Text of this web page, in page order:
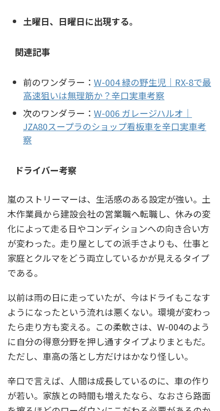
土曜日、日曜日に出現する。
関連記事
前のワンダラー： W-004 緑の野生児｜RX-8で最
高速狙いは無理筋か？辛口実車考察
次のワンダラー： W-006 ガレージハルオ｜
JZA80スープラのショップ看板車を辛口実車考
察
ドライバー考察
嵐のストリーマーは、生活感のある設定が強い。土
木作業員から建設会社の営業職へ転職し、休みの変
化によって走る日やコンディションへの向き合い方
が変わった。走り屋としての派手さよりも、仕事と
家庭とクルマをどう両立しているかが見えるタイプ
である。
以前は雨の日に走っていたが、今はドライもこなす
ようになったという流れは悪くない。環境が変わっ
たら走り方も変える。この柔軟さは、W-004のよう
に自分の得意分野を押し通すタイプよりまともだ。
ただし、車高の落とし方だけはかなり怪しい。
辛口で言えば、人間は成長しているのに、車の作り
が若い。家族との時間も増えたなら、なおさら路面